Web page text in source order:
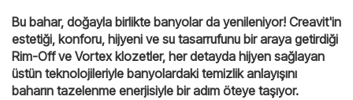
Bu bahar, doğayla birlikte banyolar da yenileniyor! Creavit'in
estetiği, konforu, hijyeni ve su tasarrufunu bir araya getirdiği
Rim-Off ve Vortex klozetler, her detayda hijyen sağlayan
üstün teknolojileriyle banyolardaki temizlik anlayışını
baharın tazelenme enerjisiyle bir adım öteye taşıyor.